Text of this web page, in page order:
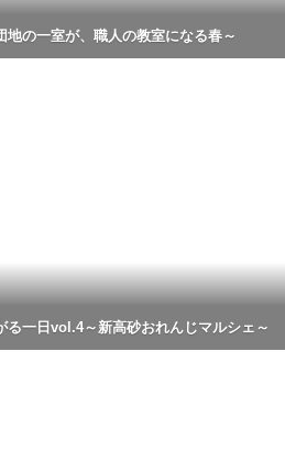
の一室が、職人の教室になる春～
る一日vol.4～新高砂おれんじマルシェ～